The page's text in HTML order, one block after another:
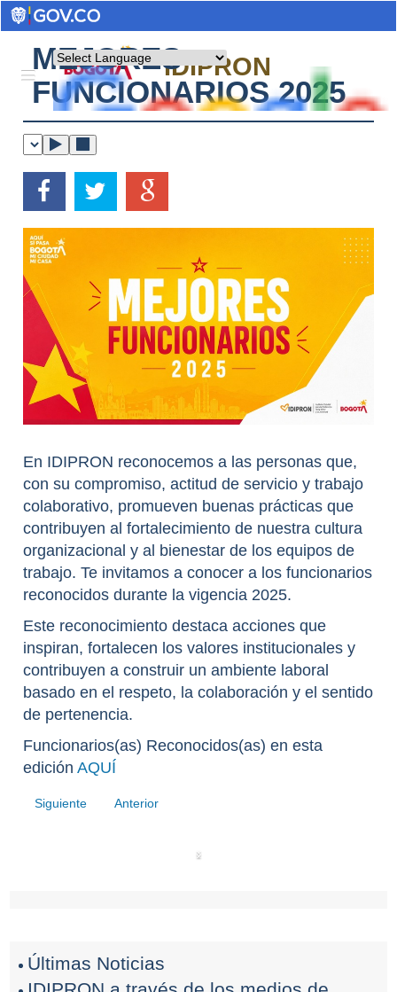
Powered by
IDIPRON
MEJORES
FUNCIONARIOS 2025
En IDIPRON reconocemos a las personas que,
con su compromiso, actitud de servicio y trabajo
colaborativo, promueven buenas prácticas que
contribuyen al fortalecimiento de nuestra cultura
organizacional y al bienestar de los equipos de
trabajo. Te invitamos a conocer a los funcionarios
reconocidos durante la vigencia 2025.
Este reconocimiento destaca acciones que
inspiran, fortalecen los valores institucionales y
contribuyen a construir un ambiente laboral
basado en el respeto, la colaboración y el sentido
de pertenencia.
Funcionarios(as) Reconocidos(as) en esta
ediciónAQUÍ
Siguiente Anterior
‹
›
Últimas Noticias